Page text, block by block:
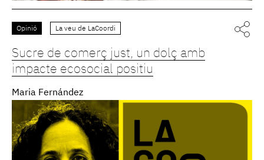
Opinió La veu de LaCoordi
Sucre de comerç just, un dolç amb
impacte ecosocial positiu
Maria Fernández